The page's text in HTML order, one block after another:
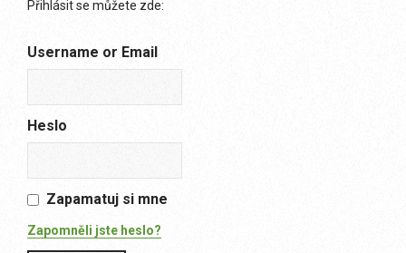
Přihlásit se můžete zde:
Username or Email
Heslo
Zapamatuj si mne
Zapomněli jste heslo?